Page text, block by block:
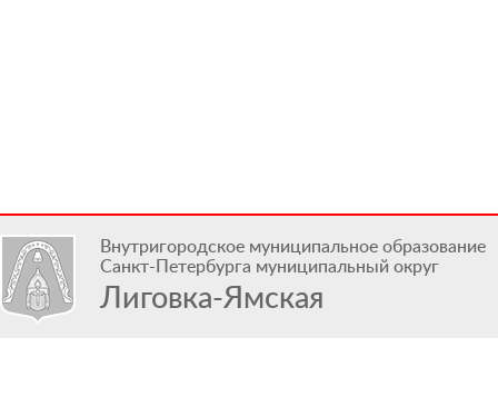
Внутригородское муниципальное образование
Санкт-Петербурга муниципальный округ
Лиговка-Ямская